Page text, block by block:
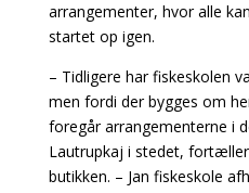
arrangementer, hvor alle
startet op igen.
– Tidligere har fiskeskolen
men fordi der bygges om
foregår arrangementerne i
Lautrupkaj i stedet,
butikken. – Jan fiskeskole